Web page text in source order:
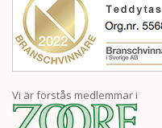
Vi är förstås medlemmar i